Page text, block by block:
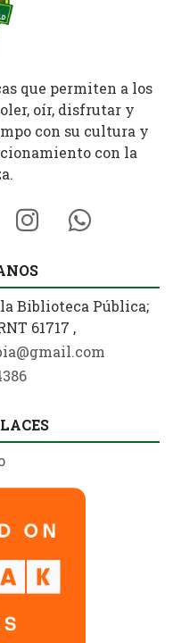
que permiten a los
oír, disfrutar y
con su cultura y
con la
la Biblioteca Pública;
61717 ,